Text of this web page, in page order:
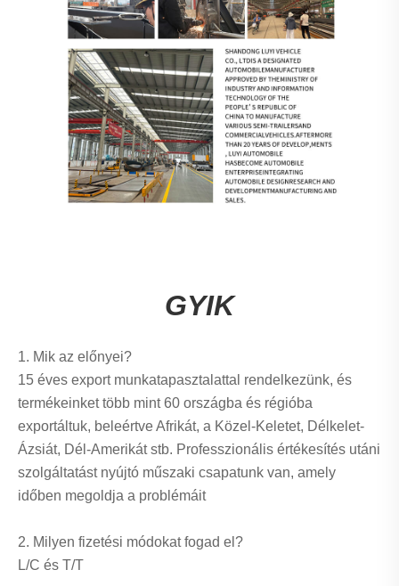
GYIK
1. Mik az előnyei?
15 éves export munkatapasztalattal rendelkezünk, és
termékeinket több mint 60 országba és régióba
exportáltuk, beleértve Afrikát, a Közel-Keletet, Délkelet-
Ázsiát, Dél-Amerikát stb. Professzionális értékesítés utáni
szolgáltatást nyújtó műszaki csapatunk van, amely
időben megoldja a problémáit
2. Milyen fizetési módokat fogad el?
L/C és T/T